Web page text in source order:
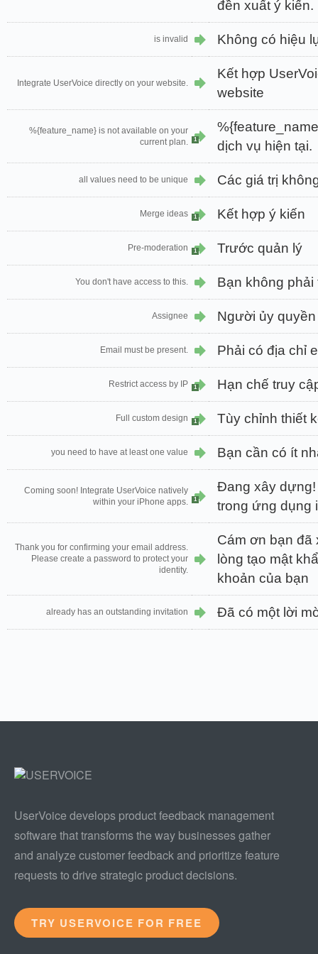
đền xuất ý kiến.
is invalid Không có hiệu
Integrate UserVoice directly on your website.
Kết hợp
website
%{feature_name} is not available on your
current plan.
1
dịch vụ hiện tại.
all values need to be unique Các giá trị
Merge ideas 1 Kết hợp ý kiến
Pre-moderation 1 Trước quản lý
You don't have access to this. Bạn không
Assignee Người ủy quyền
Email must be present. Phải có địa chỉ
Restrict access by IP 1 Hạn chế truy
Full custom design 1 Tùy chỉnh thiết
you need to have at least one value Bạn cần có ít
Coming soon! Integrate UserVoice natively
within your iPhone apps.
1
Đang xây
trong ứng dụng
Thank you for confirming your email address.
Please create a password to protect your
identity.
Cám ơn bạn đã
lòng tạo mật
khoản của bạn
already has an outstanding invitation Đã có một lời
UserVoice develops product feedback management
software that transforms the way businesses gather
and analyze customer feedback and prioritize feature
requests to drive strategic product decisions.
TRY USERVOICE FOR FREE